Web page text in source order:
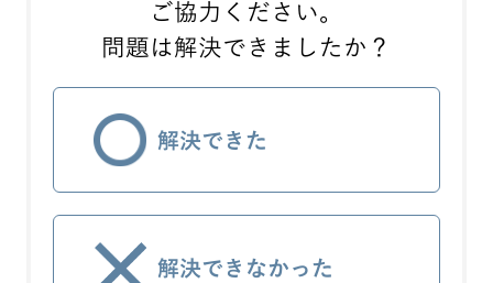
ご協力ください。
問題は解決できましたか？
解決できた
解決できなかった